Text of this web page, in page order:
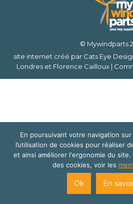
© Mywindparts
site internet créé par Cats Eye
Londreset Florence Cailloux |
En poursuivant votre navigation
l’utilisation de cookies pour réaliser
et ainsi améliorer l'ergonomie du
des cookies, voir les
Ok En